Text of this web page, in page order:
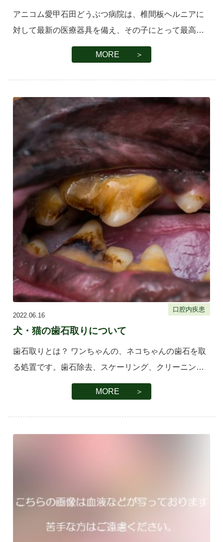
アニコム愛甲石田どうぶつ病院は、椎間板ヘルニアに
対して最新の医療器具を備え、その子にとって最高の
診断及び治療法を提示させていただいております。
概要 椎間板ヘルニアは、背骨と背骨のクッションの
[…]
MORE ＞
口腔内疾患
2022.06.16
犬・猫の歯石取りについて
歯石取りとは？ ワンちゃんの、ネコちゃんの歯石を取
る処置です。歯石除去、スケーリング、クリーニング
など呼び方は様々ですが全て歯をきれいにすることが
目的です。 スケーラーという専用の器具を用いて歯垢
や歯垢が固まってできた歯 […]
MORE ＞